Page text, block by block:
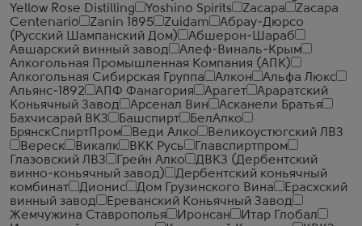
Yellow Rose Distilling
Yoshino Spirits Zacapa
Zacapa
Centenario
Zanin 1895 Zuidam
Абрау-Дюрсо
(Русский Шампанский Дом)
Абшерон-Шараб
Авшарский винный завод
Алеф-Виналь-Крым
Алкогольная Промышленная Компания (АПК)
Алкогольная Сибирская Группа
Алкон
Альфа Люкс
Альянс-1892
АПФ Фанагория Арагет
Араратский
Коньячный Завод
Арсенал Вин
Асканели Братья
Бахчисарай ВКЗ
Башспирт
БелАлко
БрянскСпиртПром
Веди Алко
Великоустюгский ЛВЗ
Вереск
Викалк ВКК Русь
Главспиртпром
Глазовский ЛВЗ
Грейн Алко
ДВКЗ (Дербентский
винно-коньячный завод)
Дербентский коньячный
комбинат
Дионис Дом Грузинского Вина
Ерасхский
винный завод
Ереванский Коньячный Завод
Жемчужина Ставрополья
Иронсан
Итар Глобал